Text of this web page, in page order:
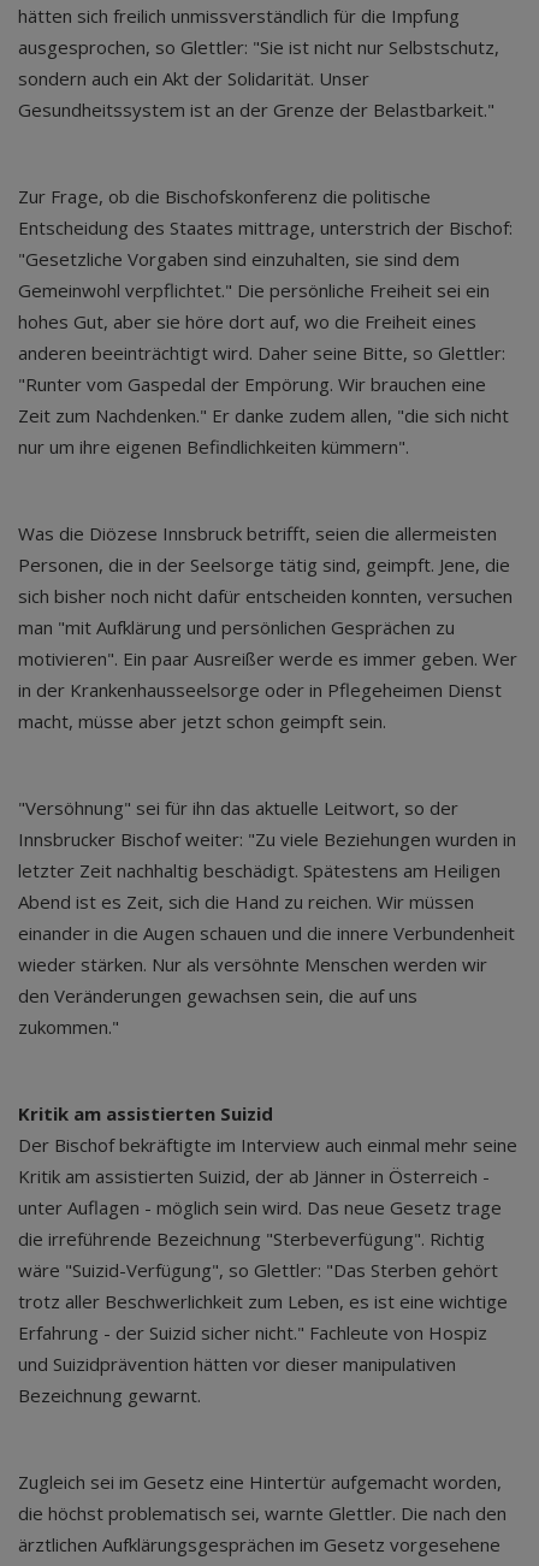
hätten sich freilich unmissverständlich für die Impfung
ausgesprochen, so Glettler: "Sie ist nicht nur Selbstschutz,
sondern auch ein Akt der Solidarität. Unser
Gesundheitssystem ist an der Grenze der Belastbarkeit."
Zur Frage, ob die Bischofskonferenz die politische
Entscheidung des Staates mittrage, unterstrich der Bischof:
"Gesetzliche Vorgaben sind einzuhalten, sie sind dem
Gemeinwohl verpflichtet." Die persönliche Freiheit sei ein
hohes Gut, aber sie höre dort auf, wo die Freiheit eines
anderen beeinträchtigt wird. Daher seine Bitte, so Glettler:
"Runter vom Gaspedal der Empörung. Wir brauchen eine
Zeit zum Nachdenken." Er danke zudem allen, "die sich nicht
nur um ihre eigenen Befindlichkeiten kümmern".
Was die Diözese Innsbruck betrifft, seien die allermeisten
Personen, die in der Seelsorge tätig sind, geimpft. Jene, die
sich bisher noch nicht dafür entscheiden konnten, versuchen
man "mit Aufklärung und persönlichen Gesprächen zu
motivieren". Ein paar Ausreißer werde es immer geben. Wer
in der Krankenhausseelsorge oder in Pflegeheimen Dienst
macht, müsse aber jetzt schon geimpft sein.
"Versöhnung" sei für ihn das aktuelle Leitwort, so der
Innsbrucker Bischof weiter: "Zu viele Beziehungen wurden in
letzter Zeit nachhaltig beschädigt. Spätestens am Heiligen
Abend ist es Zeit, sich die Hand zu reichen. Wir müssen
einander in die Augen schauen und die innere Verbundenheit
wieder stärken. Nur als versöhnte Menschen werden wir
den Veränderungen gewachsen sein, die auf uns
zukommen."
Kritik am assistierten Suizid
Der Bischof bekräftigte im Interview auch einmal mehr seine
Kritik am assistierten Suizid, der ab Jänner in Österreich -
unter Auflagen - möglich sein wird. Das neue Gesetz trage
die irreführende Bezeichnung "Sterbeverfügung". Richtig
wäre "Suizid-Verfügung", so Glettler: "Das Sterben gehört
trotz aller Beschwerlichkeit zum Leben, es ist eine wichtige
Erfahrung - der Suizid sicher nicht." Fachleute von Hospiz
und Suizidprävention hätten vor dieser manipulativen
Bezeichnung gewarnt.
Zugleich sei im Gesetz eine Hintertür aufgemacht worden,
die höchst problematisch sei, warnte Glettler. Die nach den
ärztlichen Aufklärungsgesprächen im Gesetz vorgesehene